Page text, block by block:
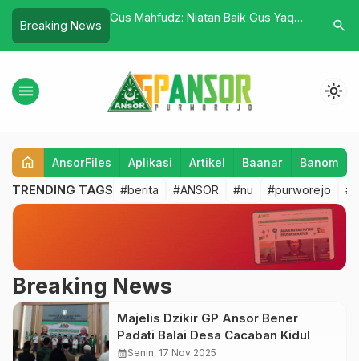
Breaking News
Baru Kemajuan
Gus Mahfudz: Niatan Baik Gus Yaqut
Beragama
Ansor
Bencana
search
menu light_mode
home AnsorFiles Aplikasi Artikel Baanar Banom
TRENDING TAGS #berita #ANSOR #nu #purworejo
Breaking News
Majelis Dzikir GP Ansor Bener
Padati Balai Desa Cacaban Kidul
calendar_monthSenin, 17 Nov 2025